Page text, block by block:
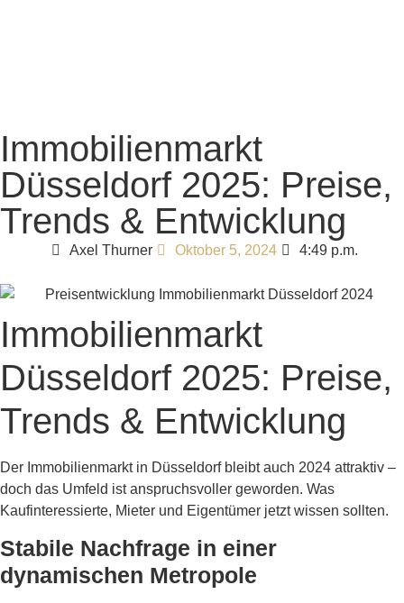
Immobilienmarkt
Düsseldorf 2025: Preise,
Trends & Entwicklung
Axel Thurner Oktober 5, 2024 4:49 p.m.
Immobilienmarkt
Düsseldorf 2025: Preise,
Trends & Entwicklung
Der Immobilienmarkt in Düsseldorf bleibt auch 2024 attraktiv –
doch das Umfeld ist anspruchsvoller geworden. Was
Kaufinteressierte, Mieter und Eigentümer jetzt wissen sollten.
Stabile Nachfrage in einer
dynamischen Metropole